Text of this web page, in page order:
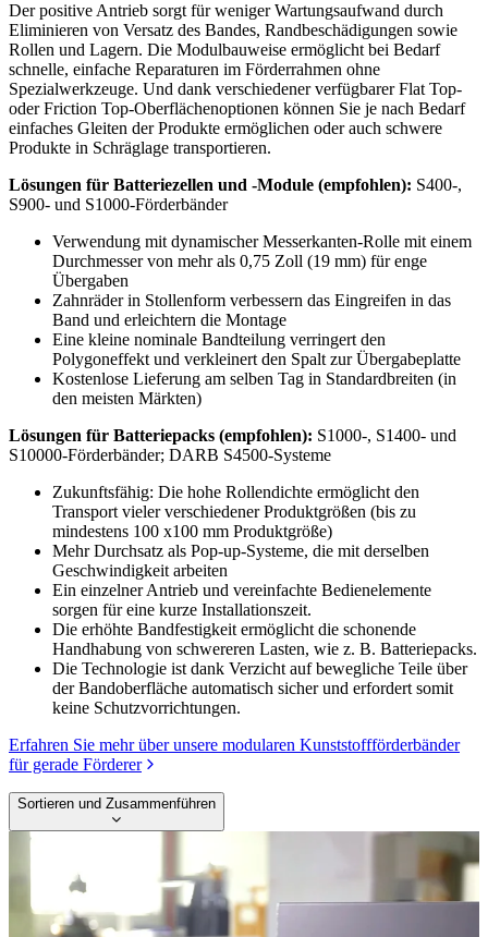
Der positive Antrieb sorgt für weniger Wartungsaufwand durch
Eliminieren von Versatz des Bandes, Randbeschädigungen sowie
Rollen und Lagern. Die Modulbauweise ermöglicht bei Bedarf
schnelle, einfache Reparaturen im Förderrahmen ohne
Spezialwerkzeuge. Und dank verschiedener verfügbarer Flat Top-
oder Friction Top-Oberflächenoptionen können Sie je nach Bedarf
einfaches Gleiten der Produkte ermöglichen oder auch schwere
Produkte in Schräglage transportieren.
Lösungen für Batteriezellen und -Module (empfohlen): S400-,
S900- und S1000-Förderbänder
Verwendung mit dynamischer Messerkanten-Rolle mit einem
Durchmesser von mehr als 0,75 Zoll (19 mm) für enge
Übergaben
Zahnräder in Stollenform verbessern das Eingreifen in das
Band und erleichtern die Montage
Eine kleine nominale Bandteilung verringert den
Polygoneffekt und verkleinert den Spalt zur Übergabeplatte
Kostenlose Lieferung am selben Tag in Standardbreiten (in
den meisten Märkten)
Lösungen für Batteriepacks (empfohlen): S1000-, S1400- und
S10000-Förderbänder; DARB S4500-Systeme
Zukunftsfähig: Die hohe Rollendichte ermöglicht den
Transport vieler verschiedener Produktgrößen (bis zu
mindestens 100 x100 mm Produktgröße)
Mehr Durchsatz als Pop-up-Systeme, die mit derselben
Geschwindigkeit arbeiten
Ein einzelner Antrieb und vereinfachte Bedienelemente
sorgen für eine kurze Installationszeit.
Die erhöhte Bandfestigkeit ermöglicht die schonende
Handhabung von schwereren Lasten, wie z. B. Batteriepacks.
Die Technologie ist dank Verzicht auf bewegliche Teile über
der Bandoberfläche automatisch sicher und erfordert somit
keine Schutzvorrichtungen.
Erfahren Sie mehr über unsere modularen Kunststoffförderbänder
für gerade Förderer
Sortieren und Zusammenführen